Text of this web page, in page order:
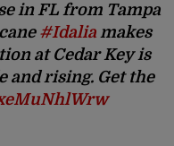
in FL from Tampa
#Idalia makes
at Cedar Key is
and rising. Get the